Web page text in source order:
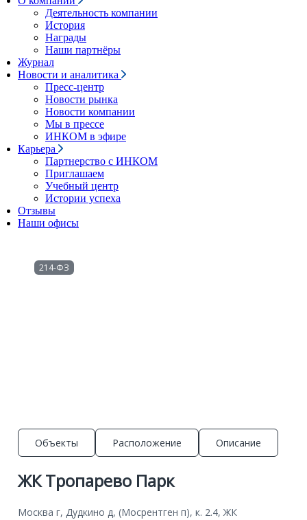
Деятельность компании
История
Награды
Наши партнёры
Журнал
Новости и аналитика
Пресс-центр
Новости рынка
Новости компании
Мы в прессе
ИНКОМ в эфире
Карьера
Партнерство с ИНКОМ
Приглашаем
Учебный центр
Истории успеха
Отзывы
Наши офисы
ЖК Тропарево Парк
Москва г, Дудкино д, (Мосрентген п), к. 2.4, ЖК
214-ФЗ
Объекты Расположение Описание